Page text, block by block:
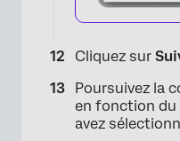
Cliquez sur
Poursuivez la
en fonction du
avez